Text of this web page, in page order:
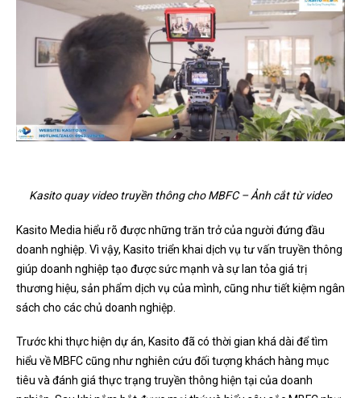
Kasito quay video truyền thông cho MBFC – Ảnh cắt từ video
Kasito Media hiểu rõ được những trăn trở của người đứng đầu
doanh nghiệp. Vì vậy, Kasito triển khai dịch vụ tư vấn truyền thông
giúp doanh nghiệp tạo được sức mạnh và sự lan tỏa giá trị
thương hiệu, sản phẩm dịch vụ của mình, cũng như tiết kiệm ngân
sách cho các chủ doanh nghiệp.
Trước khi thực hiện dự án, Kasito đã có thời gian khá dài để tìm
hiểu về MBFC cũng như nghiên cứu đối tượng khách hàng mục
tiêu và đánh giá thực trạng truyền thông hiện tại của doanh